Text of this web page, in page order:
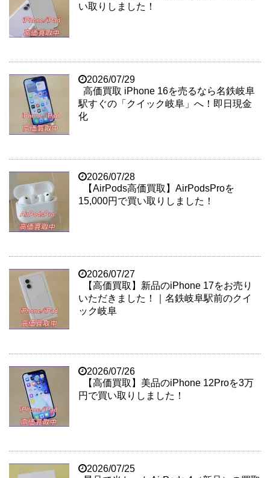
い取りしました！
2026/07/29
高価買取 iPhone 16を売るなら名鉄岐阜
駅すぐの「クイック岐阜」へ！即日現金
化
2026/07/28
【AirPods高価買取】AirPodsProを
15,000円で買い取りしました！
2026/07/27
【高価買取】新品のiPhone 17をお売り
いただきました！｜名鉄岐阜駅前のクイ
ック岐阜
2026/07/26
【高価買取】美品のiPhone 12Proを3万
円で買い取りしました！
2026/07/25